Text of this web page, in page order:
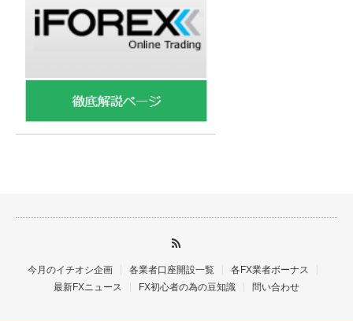
今月のイチオシ企画 各業者口座開設一覧
各FX業者ボーナス
最新FXニュース
FX初心者の為の豆知識 問い合わせ